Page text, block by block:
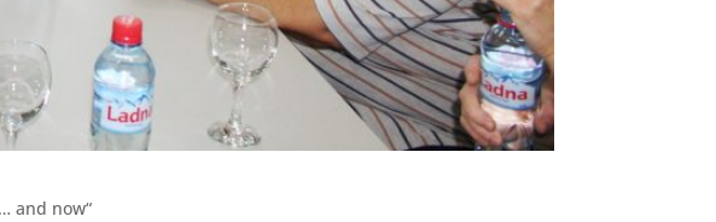
and now“